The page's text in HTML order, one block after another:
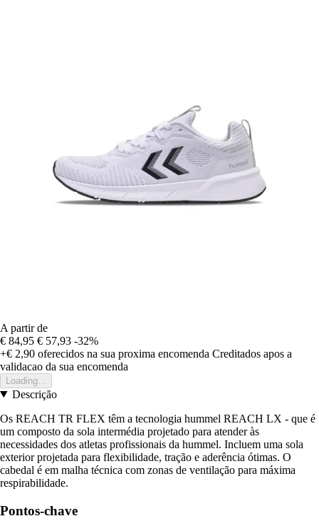
A partir de
€ 84,95 € 57,93 -32%
+€ 2,90 oferecidos na sua proxima encomenda Creditados apos a
validacao da sua encomenda
Loading...
Descrição
Os REACH TR FLEX têm a tecnologia hummel REACH LX - que é
um composto da sola intermédia projetado para atender às
necessidades dos atletas profissionais da hummel. Incluem uma sola
exterior projetada para flexibilidade, tração e aderência ótimas. O
cabedal é em malha técnica com zonas de ventilação para máxima
respirabilidade.
Pontos-chave